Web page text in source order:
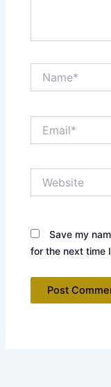
Save my
for the next time